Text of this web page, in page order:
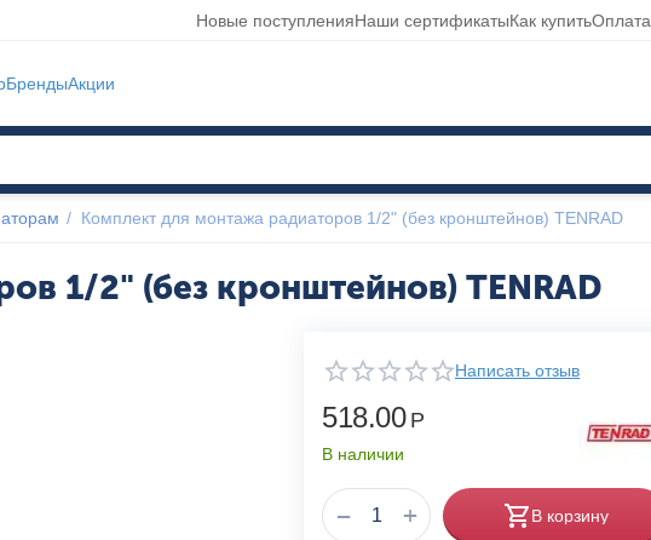
Новые поступленияНаши сертификатыКак купитьОплата
БрендыАкции
/ Комплект для монтажа радиаторов 1/2" (без кронштейнов) TENRAD
1/2" (без кронштейнов) TENRAD
Написать отзыв
518.00 Р
В наличии
+
− В корзину